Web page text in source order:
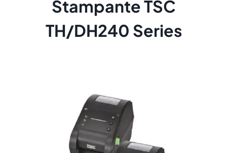
Stampante TSC
TH/DH240 Series